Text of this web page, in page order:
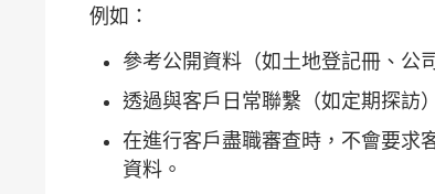
例如：
參考公開資料（如土地登記冊、公
透過與客戶日常聯繫（如定期探訪
在進行客戶盡職審查時，不會要求
資料。